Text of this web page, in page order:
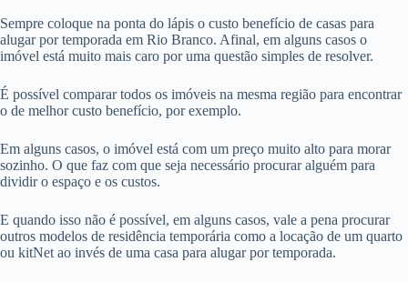
Sempre coloque na ponta do lápis o custo benefício de casas para
alugar por temporada em Rio Branco. Afinal, em alguns casos o
imóvel está muito mais caro por uma questão simples de resolver.
É possível comparar todos os imóveis na mesma região para encontrar
o de melhor custo benefício, por exemplo.
Em alguns casos, o imóvel está com um preço muito alto para morar
sozinho. O que faz com que seja necessário procurar alguém para
dividir o espaço e os custos.
E quando isso não é possível, em alguns casos, vale a pena procurar
outros modelos de residência temporária como a locação de um quarto
ou kitNet ao invés de uma casa para alugar por temporada.